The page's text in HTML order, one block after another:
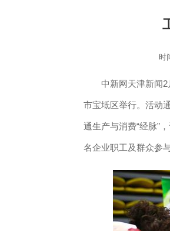
时
中新网天津新闻2月
市宝坻区举行。活动
通生产与消费“经脉”
名企业职工及群众参与